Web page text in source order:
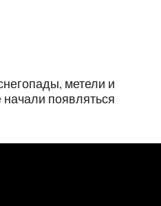
метели и
появляться